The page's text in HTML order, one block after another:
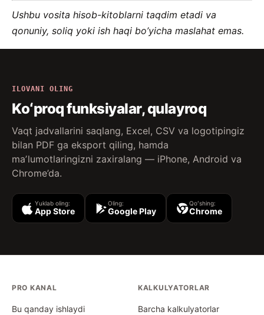
Ushbu vosita hisob-kitoblarni taqdim etadi va
qonuniy, soliq yoki ish haqi bo’yicha maslahat emas.
ILOVANI OLING
Koʻproq funksiyalar, qulayroq
Vaqt jadvallarini saqlang, Excel, CSV va logotipingiz
bilan PDF ga eksport qiling, hamda
maʼlumotlaringizni zaxiralang — iPhone, Android va
Chrome’da.
Yuklab oling:
App Store
Oling:
Google Play
Qoʻshing:
Chrome
PRO KANAL
Bu qanday ishlaydi
KALKULYATORLAR
Barcha kalkulyatorlar